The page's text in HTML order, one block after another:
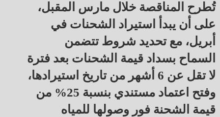
تُطرح المناقصة خلال مارس المقبل،
على أن يبدأ استيراد الشحنات في
أبريل، مع تحديد شروط تتضمن
السماح بسداد قيمة الشحنات بعد فترة
لا تقل عن 6 أشهر من تاريخ استيرادها،
وفتح اعتماد مستندي بنسبة 25% من
قيمة الشحنة فور وصولها للمياه